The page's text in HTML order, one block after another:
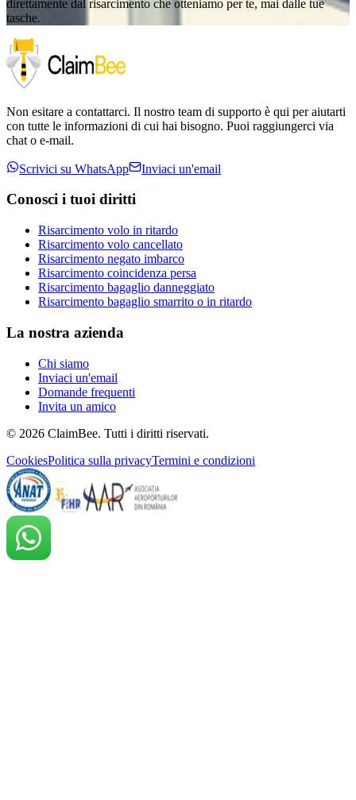
direttamente dal risarcimento che otteniamo per te, mai dalle tue
tasche.
Non esitare a contattarci. Il nostro team di supporto è qui per aiutarti
con tutte le informazioni di cui hai bisogno. Puoi raggiungerci via
chat o e-mail.
Scrivici su WhatsApp Inviaci un'email
Conosci i tuoi diritti
Risarcimento volo in ritardo
Risarcimento volo cancellato
Risarcimento negato imbarco
Risarcimento coincidenza persa
Risarcimento bagaglio danneggiato
Risarcimento bagaglio smarrito o in ritardo
La nostra azienda
Chi siamo
Inviaci un'email
Domande frequenti
Invita un amico
© 2026 ClaimBee. Tutti i diritti riservati.
CookiesPolitica sulla privacyTermini e condizioni